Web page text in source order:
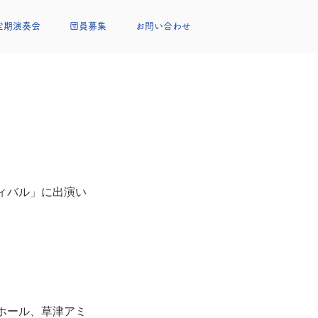
期演奏会 団員募集 お問い合わせ
バル」に出演い
ール、草津アミ